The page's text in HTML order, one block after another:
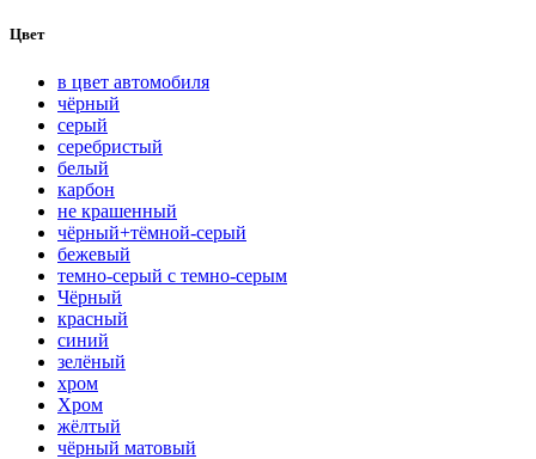
Цвет
в цвет автомобиля
чёрный
серый
серебристый
белый
карбон
нe кpaшeнный
чёрный+тёмной-серый
бежевый
темно-серый с темно-серым
Чёрный
красный
синий
зелёный
хром
Хром
жёлтый
чёрный матовый